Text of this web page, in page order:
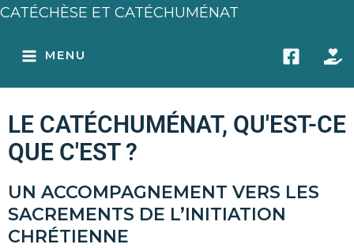
Aller
contenu
CATÉCHÈSE ET CATÉCHUMÉNAT
MENU
LE CATÉCHUMÉNAT, QU'EST-CE
QUE C'EST ?​
UN ACCOMPAGNEMENT VERS LES
SACREMENTS DE L’INITIATION
CHRÉTIENNE